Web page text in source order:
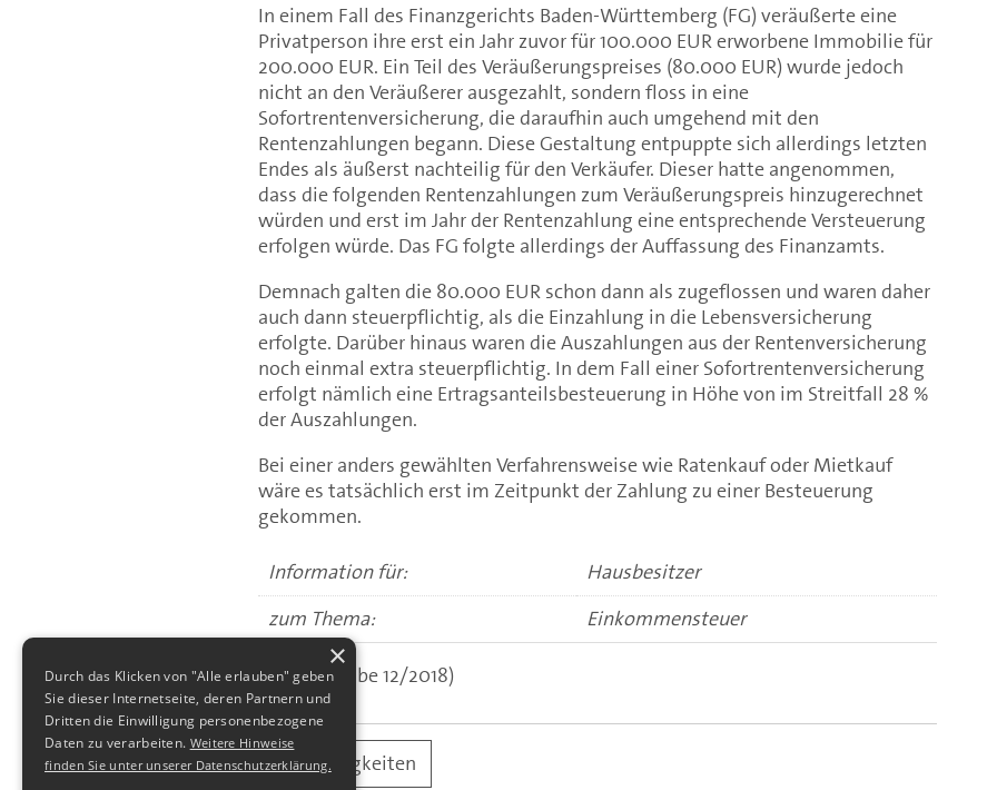
In einem Fall des Finanzgerichts Baden-Württemberg (FG) veräußerte eine
Privatperson ihre erst ein Jahr zuvor für 100.000 EUR erworbene Immobilie für
200.000 EUR. Ein Teil des Veräußerungspreises (80.000 EUR) wurde jedoch
nicht an den Veräußerer ausgezahlt, sondern floss in eine
Sofortrentenversicherung, die daraufhin auch umgehend mit den
Rentenzahlungen begann. Diese Gestaltung entpuppte sich allerdings letzten
Endes als äußerst nachteilig für den Verkäufer. Dieser hatte angenommen,
dass die folgenden Rentenzahlungen zum Veräußerungspreis hinzugerechnet
würden und erst im Jahr der Rentenzahlung eine entsprechende Versteuerung
erfolgen würde. Das FG folgte allerdings der Auffassung des Finanzamts.
Demnach galten die 80.000 EUR schon dann als zugeflossen und waren daher
auch dann steuerpflichtig, als die Einzahlung in die Lebensversicherung
erfolgte. Darüber hinaus waren die Auszahlungen aus der Rentenversicherung
noch einmal extra steuerpflichtig. In dem Fall einer Sofortrentenversicherung
erfolgt nämlich eine Ertragsanteilsbesteuerung in Höhe von im Streitfall 28 %
der Auszahlungen.
Bei einer anders gewählten Verfahrensweise wie Ratenkauf oder Mietkauf
wäre es tatsächlich erst im Zeitpunkt der Zahlung zu einer Besteuerung
gekommen.
Information für:
Hausbesitzer
zum Thema:
Einkommensteuer
(aus: Ausgabe 12/2018)
alle Neuigkeiten
×
Durch das Klicken von "Alle erlauben" geben
Sie dieser Internetseite, deren Partnern und
Dritten die Einwilligung personenbezogene
Daten zu verarbeiten. Weitere Hinweise
finden Sie unter unserer Datenschutzerklärung.